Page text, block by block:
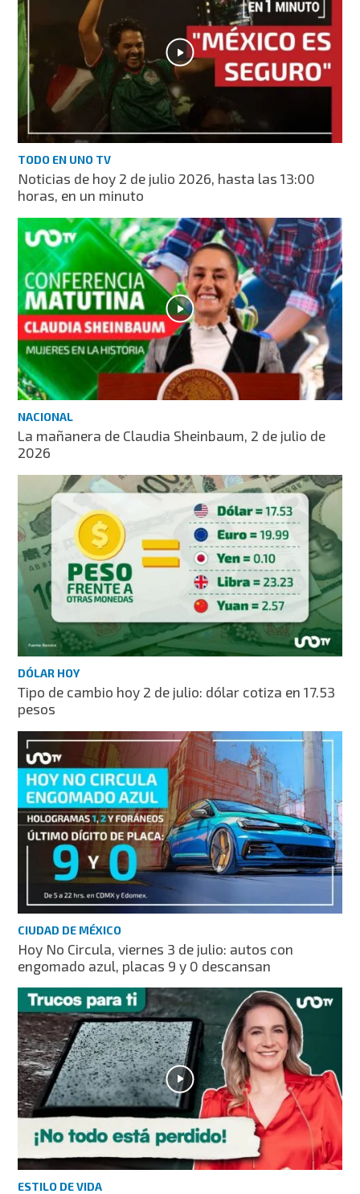
TODO EN UNO TV
Noticias de hoy 2 de julio 2026, hasta las 13:00
horas, en un minuto
NACIONAL
La mañanera de Claudia Sheinbaum, 2 de julio de
2026
DÓLAR HOY
Tipo de cambio hoy 2 de julio: dólar cotiza en 17.53
pesos
CIUDAD DE MÉXICO
Hoy No Circula, viernes 3 de julio: autos con
engomado azul, placas 9 y 0 descansan
ESTILO DE VIDA